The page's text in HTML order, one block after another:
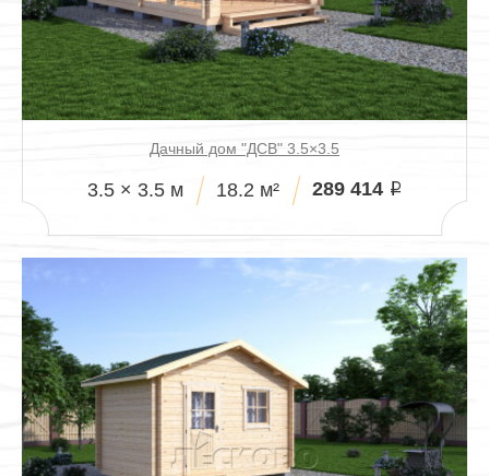
Дачный дом "ДСВ" 3.5×3.5
3.5 × 3.5 м 18.2 м² 289 414 i